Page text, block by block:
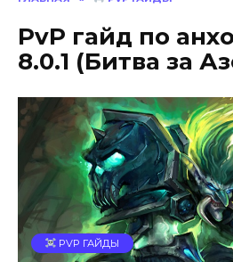
PvP гайд по
8.0.1 (Битва за
PVP ГАЙДЫ